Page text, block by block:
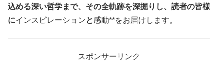
込める深い哲学まで、その全軌跡を深掘りし、読者の皆様
にインスピレーションと感動**をお届けします。
スポンサーリンク